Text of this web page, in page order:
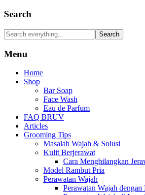
Search
Search
Menu
Home
Shop
Bar Soap
Face Wash
Eau de Parfum
FAQ BRUV
Articles
Grooming Tips
Masalah Wajah & Solusi
Kulit Berjerawat
Cara Menghilangkan
Model Rambut Pria
Perawatan Wajah
Perawatan Wajah